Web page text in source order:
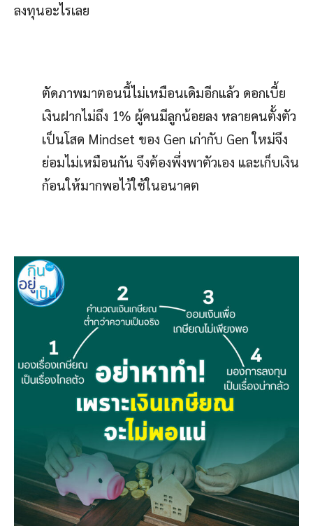
ลงทุนอะไรเลย
ตัดภาพมาตอนนี้ไม่เหมือนเดิมอีกแล้ว ดอกเบี้ย
เงินฝากไม่ถึง 1% ผู้คนมีลูกน้อยลง หลายคนตั้งตัว
เป็นโสด Mindset ของ Gen เก่ากับ Gen ใหม่จึง
ย่อมไม่เหมือนกัน จึงต้องพึ่งพาตัวเอง และเก็บเงิน
ก้อนให้มากพอไว้ใช้ในอนาคต